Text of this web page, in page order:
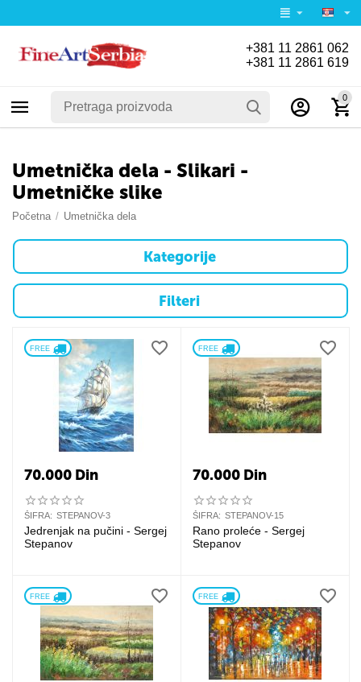
+381 11 2861 062
+381 11 2861 619
0
Umetnička dela - Slikari -
Umetničke slike
Početna / Umetnička dela
Kategorije
Filteri
FREE
70.000 Din
ŠIFRA: STEPANOV-3
Jedrenjak na pučini - Sergej
Stepanov
FREE
70.000 Din
ŠIFRA: STEPANOV-15
Rano proleće - Sergej
Stepanov
FREE FREE